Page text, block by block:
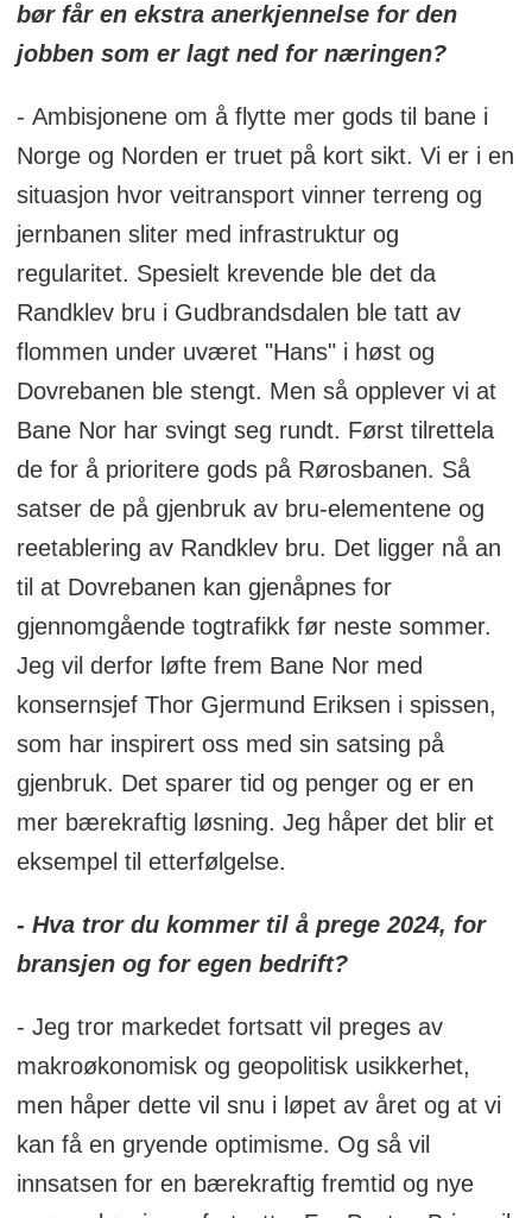
bør får en ekstra anerkjennelse for den
jobben som er lagt ned for næringen?
- Ambisjonene om å flytte mer gods til bane i
Norge og Norden er truet på kort sikt. Vi er i en
situasjon hvor veitransport vinner terreng og
jernbanen sliter med infrastruktur og
regularitet. Spesielt krevende ble det da
Randklev bru i Gudbrandsdalen ble tatt av
flommen under uværet "Hans" i høst og
Dovrebanen ble stengt. Men så opplever vi at
Bane Nor har svingt seg rundt. Først tilrettela
de for å prioritere gods på Rørosbanen. Så
satser de på gjenbruk av bru-elementene og
reetablering av Randklev bru. Det ligger nå an
til at Dovrebanen kan gjenåpnes for
gjennomgående togtrafikk før neste sommer.
Jeg vil derfor løfte frem Bane Nor med
konsernsjef Thor Gjermund Eriksen i spissen,
som har inspirert oss med sin satsing på
gjenbruk. Det sparer tid og penger og er en
mer bærekraftig løsning. Jeg håper det blir et
eksempel til etterfølgelse.
- Hva tror du kommer til å prege 2024, for
bransjen og for egen bedrift?
- Jeg tror markedet fortsatt vil preges av
makroøkonomisk og geopolitisk usikkerhet,
men håper dette vil snu i løpet av året og at vi
kan få en gryende optimisme. Og så vil
innsatsen for en bærekraftig fremtid og nye